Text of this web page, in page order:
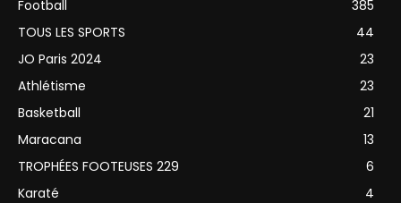
Football
385
TOUS LES SPORTS
44
JO Paris 2024
23
Athlétisme
23
Basketball
21
Maracana
13
TROPHÉES FOOTEUSES 229
6
Karaté
4